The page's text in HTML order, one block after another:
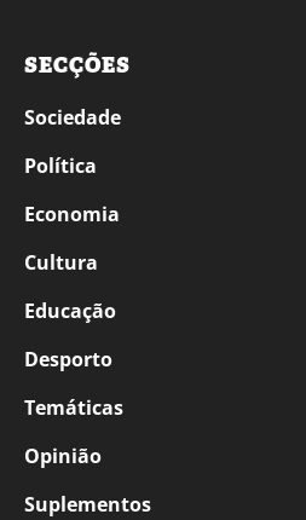
SECÇÕES
Sociedade
Política
Economia
Cultura
Educação
Desporto
Temáticas
Opinião
Suplementos